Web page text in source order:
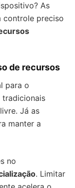
As
controle preciso
de recursos
para o
tradicionais
Já as
manter a
no
. Limitar